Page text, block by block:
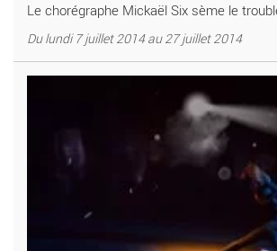
Le chorégraphe Mickaël Six sème le
Du lundi 7 juillet 2014 au 27 juillet 2014
Shadowrama - Critique sortie Avignon / 2014